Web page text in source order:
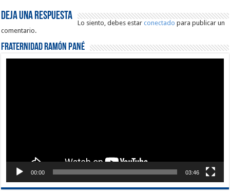
Deja una respuesta
Lo siento, debes estarconectado para publicar un
comentario.
Fraternidad Ramón Pané
00:00 03:46